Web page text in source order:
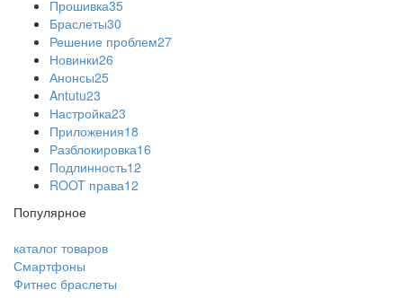
Прошивка35
Браслеты30
Решение проблем27
Новинки26
Анонсы25
Antutu23
Настройка23
Приложения18
Разблокировка16
Подлинность12
ROOT права12
Популярное
каталог товаров
Смартфоны
Фитнес браслеты